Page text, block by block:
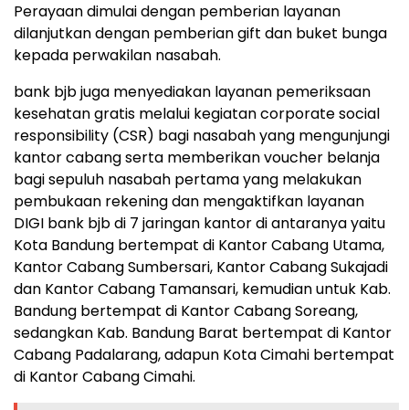
Perayaan dimulai dengan pemberian layanan
dilanjutkan dengan pemberian gift dan buket bunga
kepada perwakilan nasabah.
bank bjb juga menyediakan layanan pemeriksaan
kesehatan gratis melalui kegiatan corporate social
responsibility (CSR) bagi nasabah yang mengunjungi
kantor cabang serta memberikan voucher belanja
bagi sepuluh nasabah pertama yang melakukan
pembukaan rekening dan mengaktifkan layanan
DIGI bank bjb di 7 jaringan kantor di antaranya yaitu
Kota Bandung bertempat di Kantor Cabang Utama,
Kantor Cabang Sumbersari, Kantor Cabang Sukajadi
dan Kantor Cabang Tamansari, kemudian untuk Kab.
Bandung bertempat di Kantor Cabang Soreang,
sedangkan Kab. Bandung Barat bertempat di Kantor
Cabang Padalarang, adapun Kota Cimahi bertempat
di Kantor Cabang Cimahi.